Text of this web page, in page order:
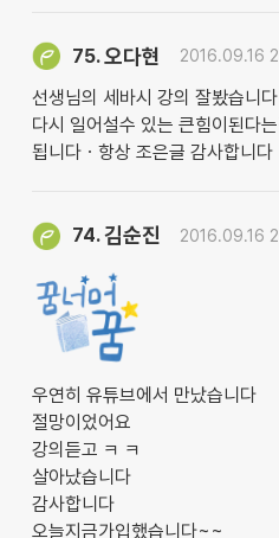
75.오다현 2016.09.16
선생님의 세바시 강의 잘봤습니
다시 일어설수 있는 큰힘이된다
됩니다ㆍ항상 조은글 감사합니
74.김순진 2016.09.16
우연히 유튜브에서 만났습니다
절망이었어요
강의듣고 ㅋ ㅋ
살아났습니다
감사합니다
오늘지금가입했습니다~~